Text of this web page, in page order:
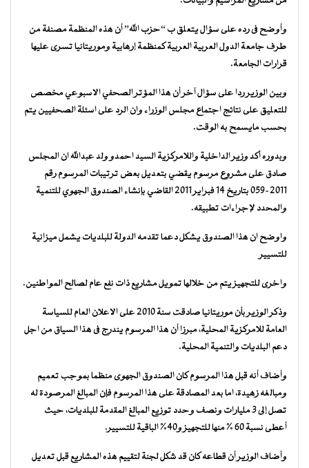
وأوضح فى رده على سؤال يتعلق ب “حزب الله” أن هذه المنظمة مصنفة من
طرف جامعة الدول العربية العربية كمنظمة إرهابية وموريتانيا تسرى عليها
قرارات الجامعة.
وبين الوزير ردا على سؤال آخر أن هذا المؤتر الصحفي الاسبوعي مخصص
للتعليق على نتائج اجتماع مجلس الوزراء وان الرد على اسئلة الصحفيين يتم
بحسب مايسمح به الوقت.
وبدوره أكد وزير الداخلية واللامركزية السيد احمدو ولد عبدالله ان المجلس
صادق على مشروع مرسوم يقضي بتعديل بعض ترتيبات المرسوم رقم
2011-059 بتاريخ 14 فبراير 2011 القاضي بإنشاء الصندوق الجهوي للتنمية
والمحدد لإجراءات تطبيقه.
واوضح ان هذا الصندوق يشكل دعما تقدمه الدولة للبلديات يشمل ميزانية
للتسيير
واخرى للتجهيز يتم من خلالها تمويل مشاريع ذات نفع عام لصالح المواطنين.
وذكر الوزير بأن موريتانيا صادقت سنة 2010 على الاعلان العام للسياسة
العامة للامركزية المحلية، مبرزا أن هذا المرسوم يندرج فى هذا السياق من اجل
دعم البلديات والتنمية المحلية.
وأضاف أنه قبل هذا المرسوم كان الصندوق الجهوى منظما بموجب تعميم
ومبالغه زهيدة، اما بعد المصادقة على هذا المرسوم فإن المبالغ المرصودة له
تصل إلى 3 مليارات ونصف وحدد توزيع المبالغ المقدمة للبلديات، حيث
أعطى نسبة 60 % منها للتجهيز و40% الباقية للتسيير.
وأضاف الوزير أن قطاعه كان قد شكل لجنة لتقييم هذه المشاريع قبل تعديل